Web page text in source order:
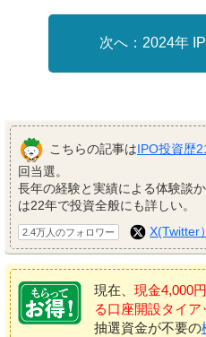
2024年
こちらの記事はIPO投資歴
回当選。
長年の経験と実績による体験談
は22年で投資全般にも詳しい。
2.4万人のフォロワー X(Twitter）
現在、 現金4,000
る口座開設タイア
抽選資金が不要の